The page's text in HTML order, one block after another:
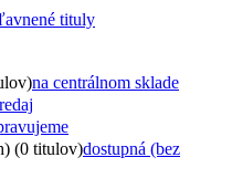
tituly
na centrálnom sklade
(0 titulov)dostupná (bez